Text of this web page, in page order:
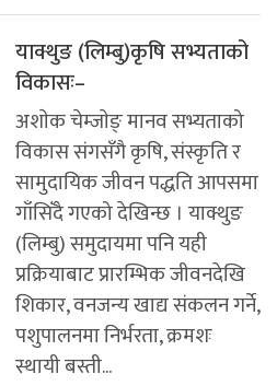
याक्थुङ (लिम्बु)कृषि सभ्यताको
विकासः–
अशाेक चेम्जाेङ् मानव सभ्यताको
विकास संगसँगै कृषि, संस्कृति र
सामुदायिक जीवन पद्धति आपसमा
गाँसिँदै गएको देखिन्छ । याक्थुङ
(लिम्बु) समुदायमा पनि यही
प्रक्रियाबाट प्रारम्भिक जीवनदेखि
शिकार, वनजन्य खाद्य संकलन गर्ने,
पशुपालनमा निर्भरता, क्रमशः
स्थायी बस्ती...